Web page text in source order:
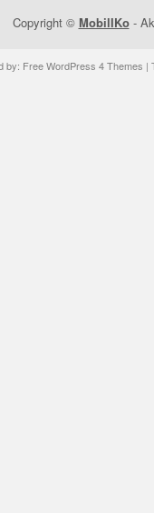
Copyright © MobilIKo-
by: Free WordPress 4 Themes |